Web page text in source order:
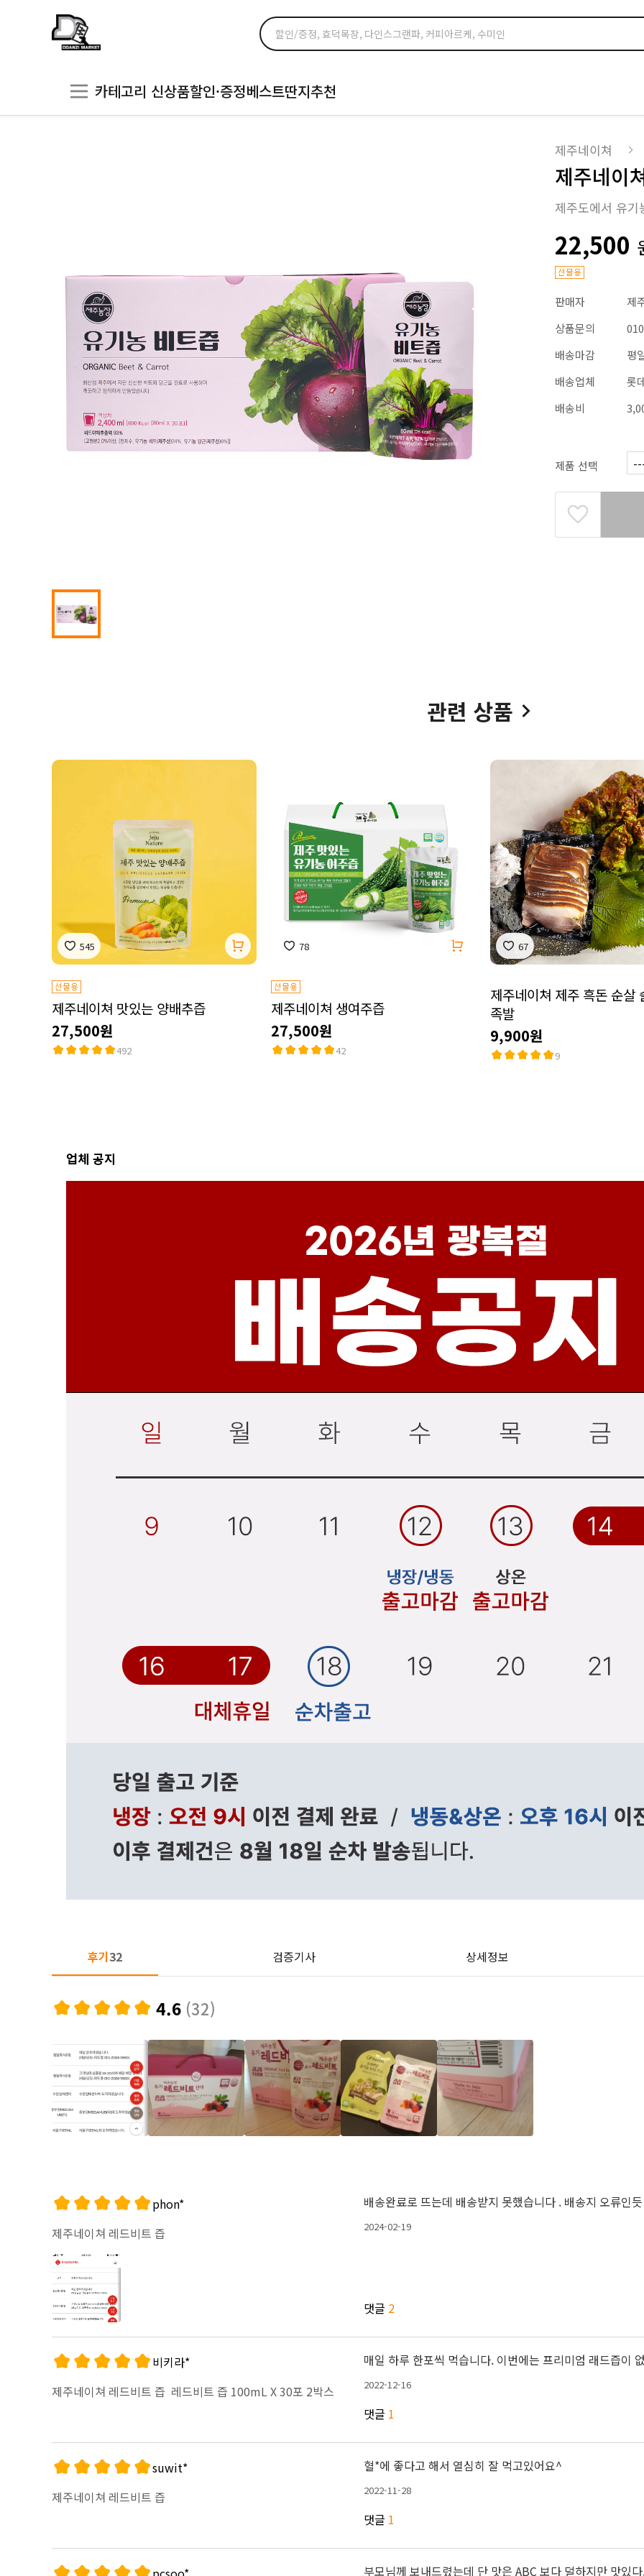
카테고리 신상품할인·증정베스트딴지추천
제주네이쳐
제주네이
제주도에서 유
22,500
판매자
제
상품문의
배송마감
평
배송업체
롯
배송비
제품 선택
관련 상품
545
제주네이쳐 맛있는 양배추즙
27,500원
492
78
제주네이쳐 생여주즙
27,500원
42
67
제주네이쳐 제주 흑돈 순살
족발
9,900원
9
업체 공지
후기32 검증기사 상세정보
4.6 (32)
phon*
제주네이쳐 레드비트 즙
배송완료로 뜨는데 배송받지 못했습니다 . 배송지 오류인
2024-02-19
댓글 2
비키라*
제주네이쳐 레드비트 즙 레드비트 즙 100mL X 30포 2박스
매일 하루 한포씩 먹습니다. 이번에는 프리미엄 래드즙이
2022-12-16
댓글 1
suwit*
제주네이쳐 레드비트 즙
혈*에 좋다고 해서 열심히 잘 먹고있어요^
2022-11-28
댓글 1
부모님께 보내드렸는데 단 맛은 ABC 보다 덜하지만 맛있